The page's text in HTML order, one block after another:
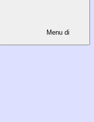
Menu di